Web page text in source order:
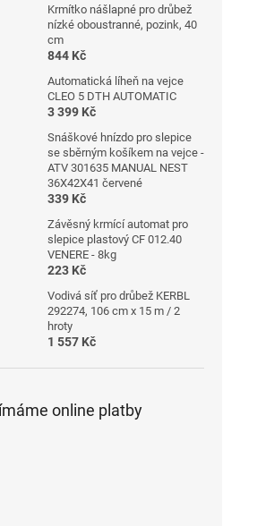
Krmítko nášlapné pro drůbež
nízké oboustranné, pozink, 40
cm
844 Kč
Automatická líheň na vejce
CLEO 5 DTH AUTOMATIC
3 399 Kč
Snáškové hnízdo pro slepice
se sběrným košíkem na vejce -
ATV 301635 MANUAL NEST
36X42X41 červené
339 Kč
Závěsný krmící automat pro
slepice plastový CF 012.40
VENERE - 8kg
223 Kč
Vodivá síť pro drůbež KERBL
292274, 106 cm x 15 m / 2
hroty
1 557 Kč
online platby